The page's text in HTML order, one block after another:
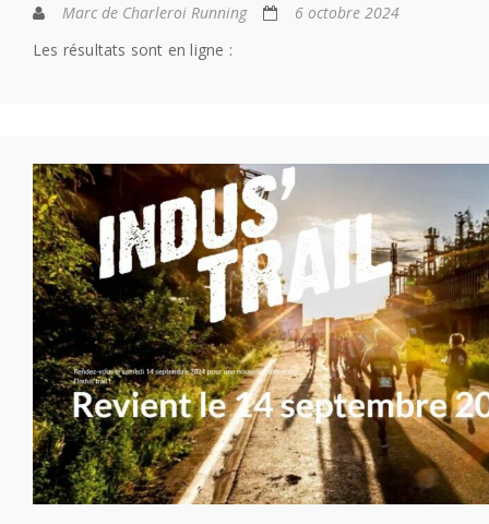
Marc de Charleroi Running
6 octobre 2024
Les résultats sont en ligne :